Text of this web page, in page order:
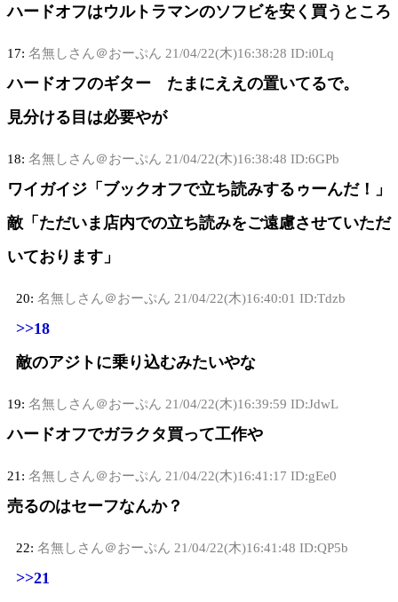
ハードオフはウルトラマンのソフビを安く買うところ
17: 名無しさん＠おーぷん 21/04/22(木)16:38:28 ID:i0Lq
ハードオフのギター たまにええの置いてるで。
見分ける目は必要やが
18: 名無しさん＠おーぷん 21/04/22(木)16:38:48 ID:6GPb
ワイガイジ「ブックオフで立ち読みするゥーんだ！」
敵「ただいま店内での立ち読みをご遠慮させていただ
いております」
20: 名無しさん＠おーぷん 21/04/22(木)16:40:01 ID:Tdzb
>>18
敵のアジトに乗り込むみたいやな
19: 名無しさん＠おーぷん 21/04/22(木)16:39:59 ID:JdwL
ハードオフでガラクタ買って工作や
21: 名無しさん＠おーぷん 21/04/22(木)16:41:17 ID:gEe0
売るのはセーフなんか？
22: 名無しさん＠おーぷん 21/04/22(木)16:41:48 ID:QP5b
>>21